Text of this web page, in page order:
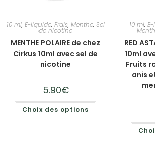
10 ml, E-liquide, Frais, Menthe, Sel
de nicotine
MENTHE POLAIRE de chez
Cirkus 10ml avec sel de
nicotine
5.90€
Choix des options
10 ml,
RED
10ml
Fruits
anis